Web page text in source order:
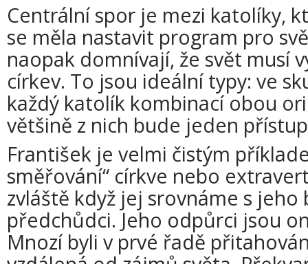
Centrální spor je mezi katolíky,
se měla nastavit program pro
naopak domnívají, že svět musí
církev. To jsou ideální typy: ve
každý katolík kombinací obou
většině z nich bude jeden
František je velmi čistým
směřování“ církve nebo
zvláště když jej srovnáme s
předchůdci. Jeho odpůrci jsou
Mnozí byli v prvé řadě